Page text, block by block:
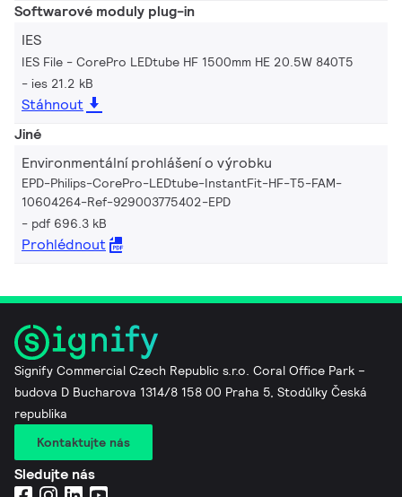
Softwarové moduly plug-in
IES
IES File - CorePro LEDtube HF 1500mm HE 20.5W 840T5
ies 21.2 kB
Stáhnout
Jiné
Environmentální prohlášení o výrobku
EPD-Philips-CorePro-LEDtube-InstantFit-HF-T5-FAM-
10604264-Ref-929003775402-EPD
pdf 696.3 kB
Prohlédnout
Signify Commercial Czech Republic s.r.o. Coral Office Park –
budova D Bucharova 1314/8 158 00 Praha 5, Stodůlky Česká
republika
Kontaktujte nás
Sledujte nás